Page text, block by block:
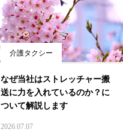
介護タクシー
なぜ当社はストレッチャー搬
送に力を入れているのか？に
ついて解説します
2026.07.07